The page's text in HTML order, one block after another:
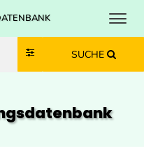
Zum Inhalt springen
Zum Navmenü springen
Zur Suche springen
Zur Footer springen
SUCHE